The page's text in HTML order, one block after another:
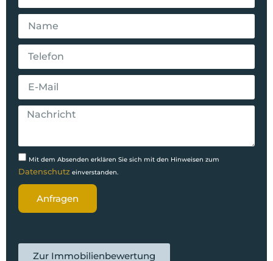
Mit dem Absenden erklären Sie sich mit den Hinweisen zum
Datenschutz einverstanden.
Anfragen
Zur Immobilienbewertung